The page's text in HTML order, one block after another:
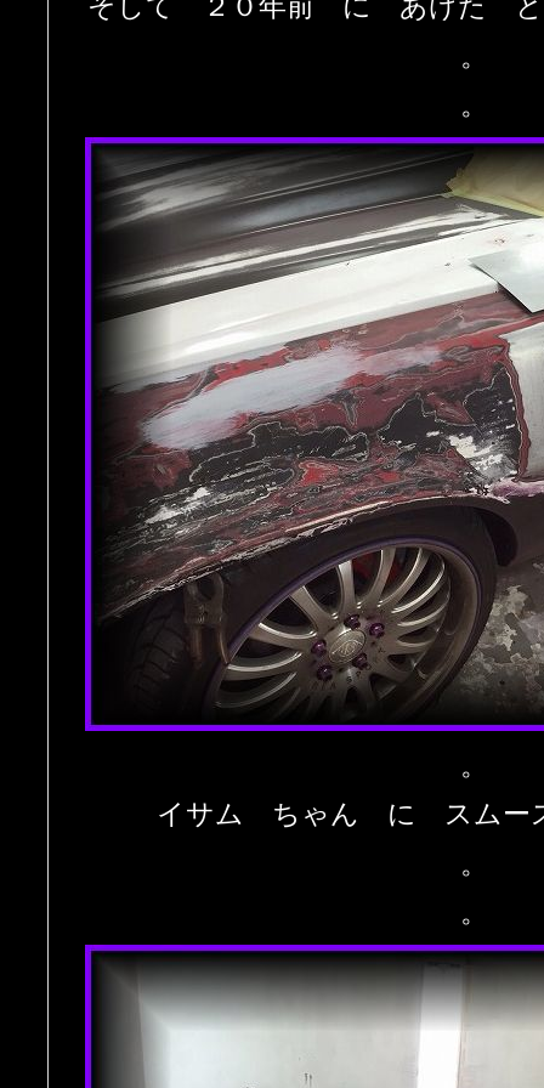
そして ２０年前 に あけた と
。
。
。
イサム ちゃん に スムー
。
。